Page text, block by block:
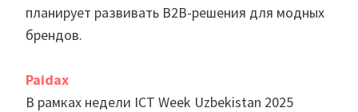
планирует развивать B2B-решения для модных
брендов.
Paidax
В рамках недели ICT Week Uzbekistan 2025